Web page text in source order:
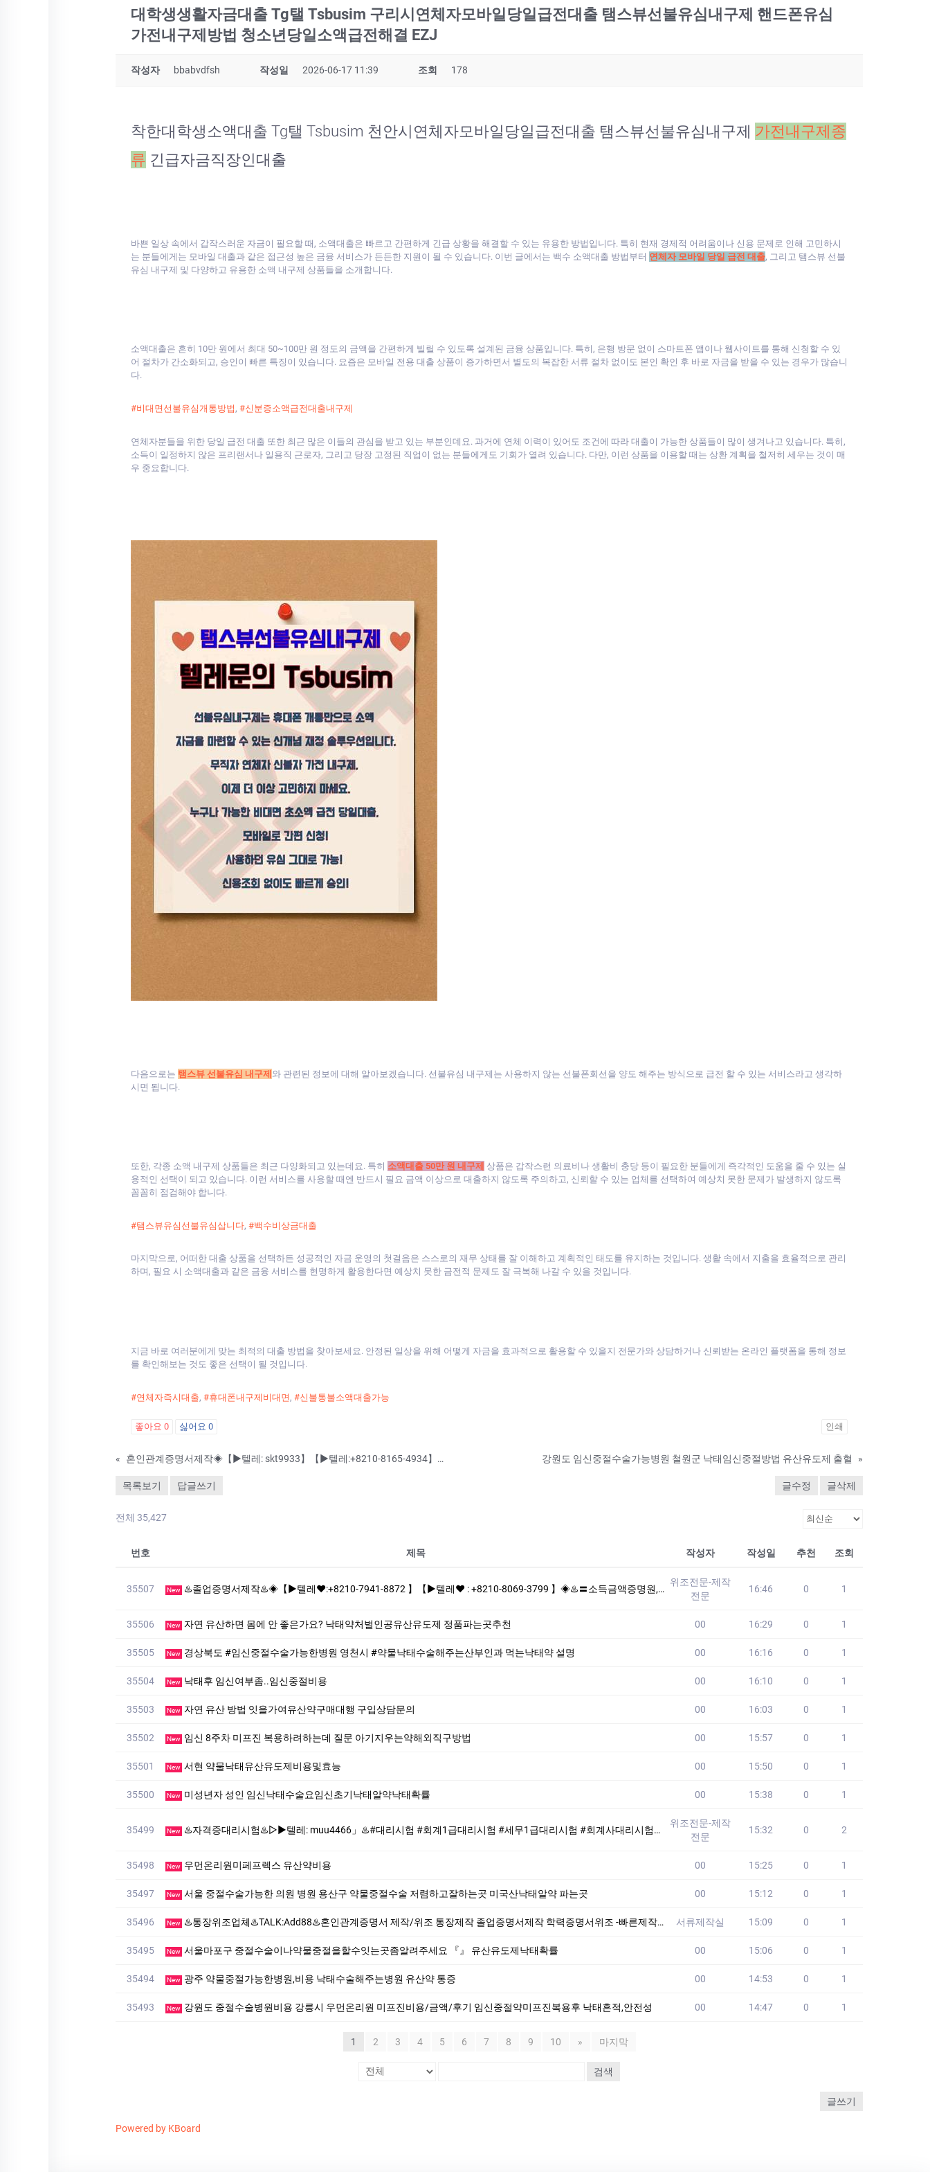
대학생생활자금대출 Tg탤 Tsbusim 구리시연체자모바일당일급전대출 탬스뷰선불유심내구제 핸드폰유심
가전내구제방법 청소년당일소액급전해결 EZJ
작성자 bbabvdfsh 작성일 2026-06-17 11:39 조회 178
착한대학생소액대출 Tg탤 Tsbusim 천안시연체자모바일당일급전대출 탬스뷰선불유심내구제 가전내구제종
류 긴급자금직장인대출
바쁜 일상 속에서 갑작스러운 자금이 필요할 때, 소액대출은 빠르고 간편하게 긴급 상황을 해결할 수 있는 유용한 방법입니다. 특히 현재 경제적 어려움이나 신용 문제로 인해 고민하시
는 분들에게는 모바일 대출과 같은 접근성 높은 금융 서비스가 든든한 지원이 될 수 있습니다. 이번 글에서는 백수 소액대출 방법부터 연체자 모바일 당일 급전 대출, 그리고 탬스뷰 선불
유심 내구제 및 다양하고 유용한 소액 내구제 상품들을 소개합니다.
소액대출은 흔히 10만 원에서 최대 50~100만 원 정도의 금액을 간편하게 빌릴 수 있도록 설계된 금융 상품입니다. 특히, 은행 방문 없이 스마트폰 앱이나 웹사이트를 통해 신청할 수 있
어 절차가 간소화되고, 승인이 빠른 특징이 있습니다. 요즘은 모바일 전용 대출 상품이 증가하면서 별도의 복잡한 서류 절차 없이도 본인 확인 후 바로 자금을 받을 수 있는 경우가 많습니
다.
#비대면선불유심개통방법 , #신분증소액급전대출내구제
연체자분들을 위한 당일 급전 대출 또한 최근 많은 이들의 관심을 받고 있는 부분인데요. 과거에 연체 이력이 있어도 조건에 따라 대출이 가능한 상품들이 많이 생겨나고 있습니다. 특히,
소득이 일정하지 않은 프리랜서나 일용직 근로자, 그리고 당장 고정된 직업이 없는 분들에게도 기회가 열려 있습니다. 다만, 이런 상품을 이용할 때는 상환 계획을 철저히 세우는 것이 매
우 중요합니다.
다음으로는 탬스뷰 선불유심 내구제와 관련된 정보에 대해 알아보겠습니다. 선불유심 내구제는 사용하지 않는 선불폰회선을 양도 해주는 방식으로 급전 할 수 있는 서비스라고 생각하
시면 됩니다.
또한, 각종 소액 내구제 상품들은 최근 다양화되고 있는데요. 특히 소액대출 50만 원 내구제 상품은 갑작스런 의료비나 생활비 충당 등이 필요한 분들에게 즉각적인 도움을 줄 수 있는 실
용적인 선택이 되고 있습니다. 이런 서비스를 사용할 때엔 반드시 필요 금액 이상으로 대출하지 않도록 주의하고, 신뢰할 수 있는 업체를 선택하여 예상치 못한 문제가 발생하지 않도록
꼼꼼히 점검해야 합니다.
#탬스뷰유심선불유심삽니다, #백수비상금대출
마지막으로, 어떠한 대출 상품을 선택하든 성공적인 자금 운영의 첫걸음은 스스로의 재무 상태를 잘 이해하고 계획적인 태도를 유지하는 것입니다. 생활 속에서 지출을 효율적으로 관리
하며, 필요 시 소액대출과 같은 금융 서비스를 현명하게 활용한다면 예상치 못한 금전적 문제도 잘 극복해 나갈 수 있을 것입니다.
지금 바로 여러분에게 맞는 최적의 대출 방법을 찾아보세요. 안정된 일상을 위해 어떻게 자금을 효과적으로 활용할 수 있을지 전문가와 상담하거나 신뢰받는 온라인 플랫폼을 통해 정보
를 확인해보는 것도 좋은 선택이 될 것입니다.
#연체자즉시대출, #휴대폰내구제비대면 , #신불통불소액대출가능
좋아요 0 싫어요 0 인쇄
« 혼인관계증명서제작◈【▶텔레: skt9933】【▶텔레:+8210-8165-4934】◈ #면허증위조 #민증위조 #서류위조 #성적표위조 #면허증제작 #졸업장위조 【▶텔레: skt9933】【▶텔레:+8210-8165-4934】 강원도 임신중절수술가능병원 철원군 낙태임신중절방법 유산유도제 출혈 »
목록보기 답글쓰기 글수정 글삭제
전체 35,427
번호 제목 작성자 작성일 추천 조회
35507 New ♨️졸업증명서제작♨️◈【▶텔레♥:+8210-7941-8872 】【▶텔레♥ : +8210-8069-3799 】◈♨️〓소득금액증명원,잔액증명서위조,입출금내역,납세증명제작/위조업체〓통장잔액포토샵 -빠른제작/확실한퀄리티/원본100%/
위조전문-제작
전문
16:46 0 1
35506 New 자연 유산하면 몸에 안 좋은가요? 낙태약처벌인공유산유도제 정품파는곳추천 00 16:29 0 1
35505 New 경상북도 #임신중절수술가능한병원 영천시 #약물낙태수술해주는산부인과 먹는낙­태약 설명 00 16:16 0 1
35504 New 낙태후 임신여부좀..임신중절비용 00 16:10 0 1
35503 New 자연 유산 방법 잇을가여유산약구매대행 구입상담문의 00 16:03 0 1
35502 New 임신 8주차 미프진 복용하려하는데 질문 아기지우는약해외직구방법 00 15:57 0 1
35501 New 서현 약물낙태유산유도제비용및효능 00 15:50 0 1
35500 New 미성년자 성인 임신낙태수술요임신초기낙태알약낙태확률 00 15:38 0 1
35499 New ♨️자격증대리시험♨️▷▶텔레: muu4466」♨️#대리시험 #회계1급대리시험 #세무1급대리시험 #회계사대리시험♨️ ♨️제작업체-위조업체-대리시험♨️ #대리시험 #회계1급대리시험 #세무1급대리시험 #회계사대리시험 #세무사대리시
위조전문-제작
전문
15:32 0 2
35498 New 우먼온리원미페프렉스 유산약비용 00 15:25 0 1
35497 New 서울 중절수술가능한 의원 병원 용산구 약물중절수술 저렴하고잘하는곳 미국산낙­태알약 파는곳 00 15:12 0 1
35496 New ♨️통장위조업체♨️TALK:Add88♨️혼인관계증명서 제작/위조 통장제작 졸업증명서제작 학력증명서위조 -빠른제작/확실한퀄리티/원본100%/완벽보안 -전문가와 충분히 상담해 보시기 바랍니다 -완벽한 원본제작합니다 -서 서류제작실 15:09 0 1
35495 New 서울마포구 중절수술이나약물중절을할수잇는곳좀알려주세요 『』 유산유도제낙태확률 00 15:06 0 1
35494 New 광주 약물중절가능한병원,비용 낙태수술해주는병원 유산약 통증 00 14:53 0 1
35493 New 강원도 중절수술병원비용 강릉시 우먼온리원 미프진비용/금액/후기 임신중절약미프진복용후 낙태흔적,안전성 00 14:47 0 1
1 2 3 4 5 6 7 8 9 10 » 마지막
검색
글쓰기
Powered by KBoard